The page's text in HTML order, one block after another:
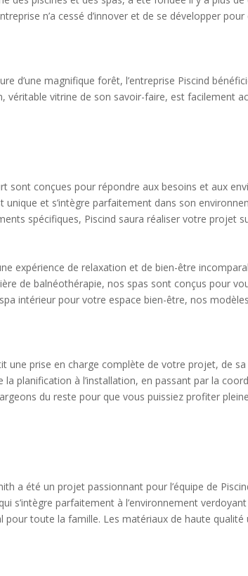
n’a cessé d’innover et de se développer
d’une magnifique forêt, l’entreprise Piscind
véritable vitrine de son savoir-faire, est facilement
sont conçues pour répondre aux besoins et aux
et s’intègre parfaitement dans son
spécifiques, Piscind saura réaliser votre projet
expérience de relaxation et de bien-être
de balnéothérapie, nos spas sont conçus pour
intérieur pour votre espace bien-être, nos
une prise en charge complète de votre projet, de
planification à l’installation, en passant par la
du reste pour que vous puissiez profiter
a été un projet passionnant pour l’équipe de
s’intègre parfaitement à l’environnement
toute la famille. Les matériaux de haute